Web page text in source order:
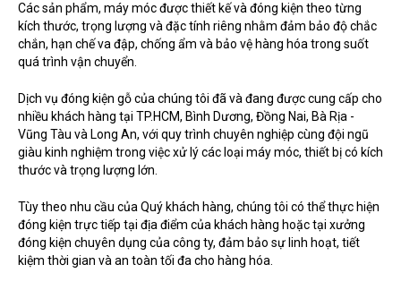
Các sản phẩm, máy móc được thiết kế và đóng kiện theo từng
kích thước, trọng lượng và đặc tính riêng nhằm đảm bảo độ chắc
chắn, hạn chế va đập, chống ẩm và bảo vệ hàng hóa trong suốt
quá trình vận chuyển.
Dịch vụ đóng kiện gỗ của chúng tôi đã và đang được cung cấp cho
nhiều khách hàng tại TP.HCM, Bình Dương, Đồng Nai, Bà Rịa -
Vũng Tàu và Long An, với quy trình chuyên nghiệp cùng đội ngũ
giàu kinh nghiệm trong việc xử lý các loại máy móc, thiết bị có kích
thước và trọng lượng lớn.
Tùy theo nhu cầu của Quý khách hàng, chúng tôi có thể thực hiện
đóng kiện trực tiếp tại địa điểm của khách hàng hoặc tại xưởng
đóng kiện chuyên dụng của công ty, đảm bảo sự linh hoạt, tiết
kiệm thời gian và an toàn tối đa cho hàng hóa.